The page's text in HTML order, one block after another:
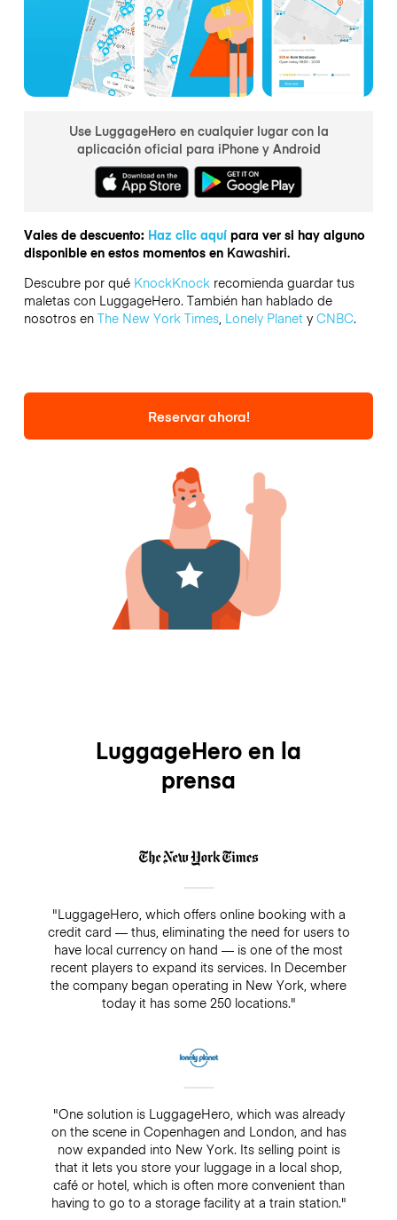
Use LuggageHero en cualquier lugar con la
aplicación oficial para iPhone y Android
Vales de descuento: Haz clic aquípara ver si hay alguno
disponible en estos momentos en Kawashiri.
Descubre por qué KnockKnockrecomienda guardar tus
maletas con LuggageHero. También han hablado de
nosotros en The New York Times, Lonely Planety CNBC.
Reservar ahora!
LuggageHero en la
prensa
"LuggageHero, which offers online booking with a
credit card — thus, eliminating the need for users to
have local currency on hand — is one of the most
recent players to expand its services. In December
the company began operating in New York, where
today it has some 250 locations."
"One solution is LuggageHero, which was already
on the scene in Copenhagen and London, and has
now expanded into New York. Its selling point is
that it lets you store your luggage in a local shop,
café or hotel, which is often more convenient than
having to go to a storage facility at a train station."